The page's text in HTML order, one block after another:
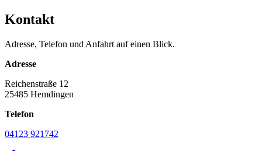
Kontakt
Adresse, Telefon und Anfahrt auf einen Blick.
Adresse
Reichenstraße 12
25485 Hemdingen
Telefon
04123 921742